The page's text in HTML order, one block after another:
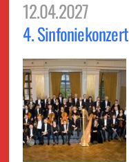
12.04.2027
4. Sinfoniekonzert